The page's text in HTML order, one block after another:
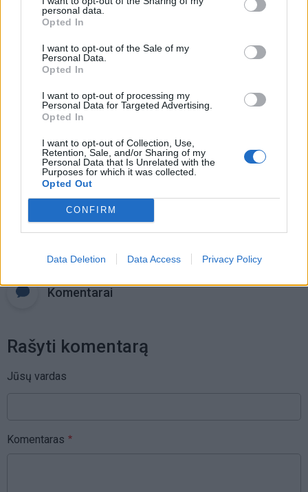
personal data.
Opted In
I want to opt-out of the Sale of my
Personal Data.
Opted In
I want to opt-out of processing my
Personal Data for Targeted Advertising.
Opted In
I want to opt-out of Collection, Use,
Retention, Sale, and/or Sharing of my
Personal Data that Is Unrelated with the
Purposes for which it was collected.
Opted Out
CONFIRM
Data Deletion Data Access Privacy Policy
be chemijos: ką įdėti į vidų
Šiais mėnesiais gimę žmonės yra
Raktažodžiai poilsiautojai kurortai
Komentarai
Rašyti komentarą
Jūsų vardas
Komentaras